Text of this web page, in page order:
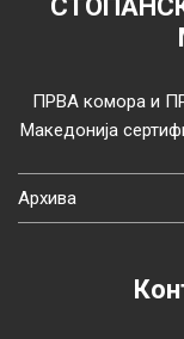
ПРВА комора и
Македонија
Архива